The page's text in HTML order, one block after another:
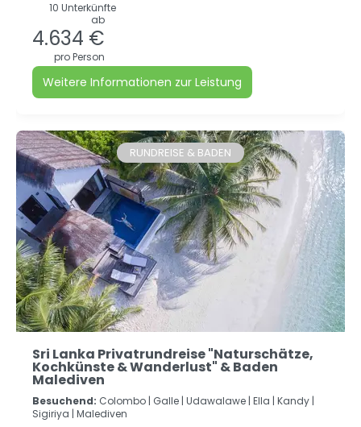
10 Unterkünfte
ab
4.634 €
pro Person
Weitere Informationen zur Leistung
RUNDREISE & BADEN
Sri Lanka Privatrundreise "Naturschätze,
Kochkünste & Wanderlust" & Baden
Malediven
Besuchend: Colombo | Galle | Udawalawe | Ella | Kandy |
Sigiriya | Malediven